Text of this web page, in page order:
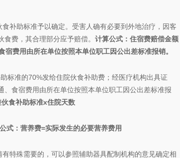
补助标准予以确定。受害人确有必要到外地治疗，因客
费，其合理部分应予赔偿。 计算公式： 住宿费赔偿金额
宿费用由所在单位按照本单位职工因公出差标准报销。
准的70%发给住院伙食补助费；经医疗机构出具证
食宿费用由所在单位按照本单位职工因公出差标准报
食补助标准x住院天数
式：营养费=实际发生的必要营养费用
特殊需要的，可以参照辅助器具配制机构的意见确定相